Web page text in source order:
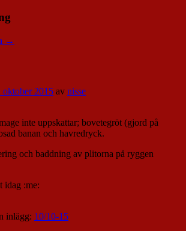
→
oktober 2015 av nisse
inte uppskattar; bovetegröt (gjord på
banan och havredryck.
och baddning av plitorna på ryggen
idag :me:
inlägg: 10/10-15